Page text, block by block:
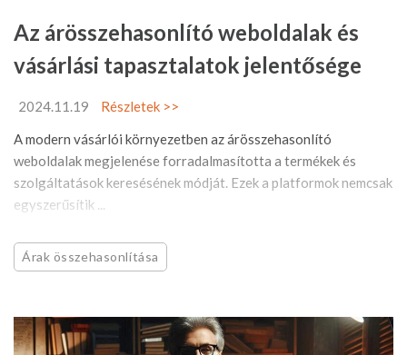
Az árösszehasonlító weboldalak és
vásárlási tapasztalatok jelentősége
2024.11.19
Részletek >>
A modern vásárlói környezetben az árösszehasonlító
weboldalak megjelenése forradalmasította a termékek és
szolgáltatások keresésének módját. Ezek a platformok nemcsak
egyszerűsítik ...
Árak összehasonlítása